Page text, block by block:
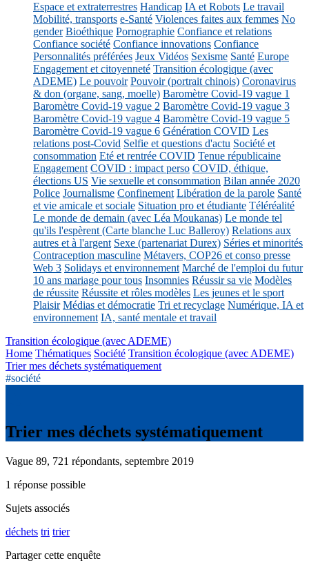
Espace et extraterrestres Handicap IA et Robots Le travail
Mobilité, transports e-Santé Violences faites aux femmes No
gender Bioéthique Pornographie Confiance et relations
Confiance société Confiance innovations Confiance
Personnalités préférées Jeux Vidéos Sexisme Santé Europe
Engagement et citoyenneté Transition écologique (avec
ADEME) Le pouvoir Pouvoir (portrait chinois) Coronavirus
& don (organe, sang, moelle) Baromètre Covid-19 vague 1
Baromètre Covid-19 vague 2 Baromètre Covid-19 vague 3
Baromètre Covid-19 vague 4 Baromètre Covid-19 vague 5
Baromètre Covid-19 vague 6 Génération COVID Les
relations post-Covid Selfie et questions d'actu Société et
consommation Eté et rentrée COVID Tenue républicaine
Engagement COVID : impact perso COVID, éthique,
élections US Vie sexuelle et consommation Bilan année 2020
Police Journalisme Confinement Libération de la parole Santé
et vie amicale et sociale Situation pro et étudiante Téléréalité
Le monde de demain (avec Léa Moukanas) Le monde tel
qu'ils l'espèrent (Carte blanche Luc Balleroy) Relations aux
autres et à l'argent Sexe (partenariat Durex) Séries et minorités
Contraception masculine Métavers, COP26 et conso presse
Web 3 Solidays et environnement Marché de l'emploi du futur
10 ans mariage pour tous Insomnies Réussir sa vie Modèles
de réussite Réussite et rôles modèles Les jeunes et le sport
Plaisir Médias et démocratie Tri et recyclage Numérique, IA et
environnement IA, santé mentale et travail
Transition écologique (avec ADEME)
Home Thématiques Société Transition écologique (avec ADEME)
Trier mes déchets systématiquement
#société
Trier mes déchets systématiquement
Vague 89, 721 répondants, septembre 2019
1 réponse possible
Sujets associés
déchets tri trier
Partager cette enquête